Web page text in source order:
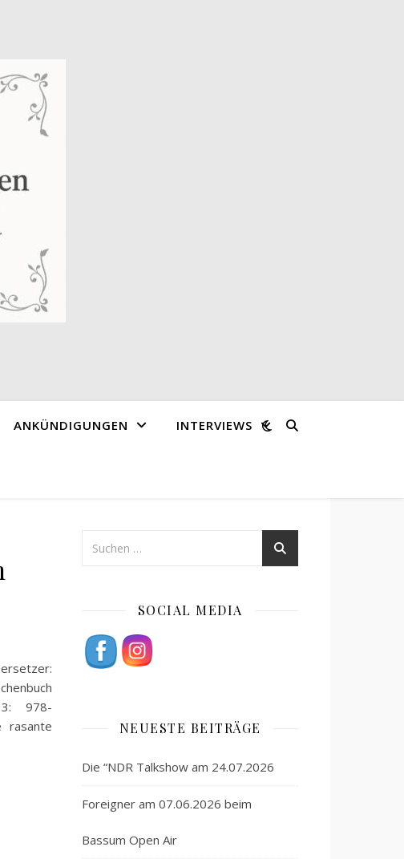
ANKÜNDIGUNGEN INTERVIEWS
978-
rasante
SOCIAL MEDIA
NEUESTE BEITRÄGE
Die “NDR Talkshow am 24.07.2026
Foreigner am 07.06.2026 beim
Bassum Open Air